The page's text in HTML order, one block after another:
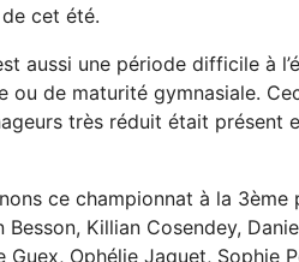
cet été.
aussi une période difficile à
de maturité gymnasiale.
très réduit était présent
ce championnat à la 3ème
Killian Cosendey,
Ophélie Jaquet, Sophie